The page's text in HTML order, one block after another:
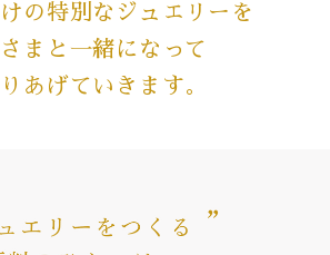
の特別な ジュエリーを
まと一緒になって
あげていきます。